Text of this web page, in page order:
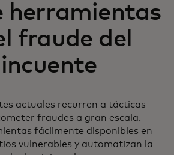
herramientas
fraude del
actuales recurren a tácticas
fraudes a gran escala.
fácilmente disponibles en
vulnerables y automatizan la